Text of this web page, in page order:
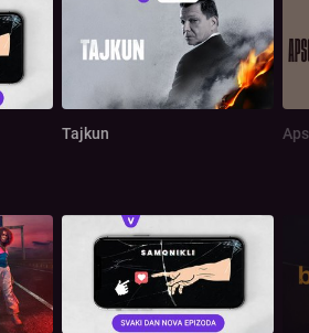
Tajkun